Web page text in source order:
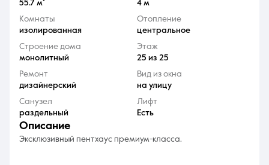
55.7 м²
4 м
Комнаты
изолированная
Отопление
центральное
Строение дома
монолитный
Этаж
25 из 25
Ремонт
дизайнерский
Вид из окна
на улицу
Санузел
раздельный
Лифт
Есть
описание
Эксклюзивный пентхаус премиум-класса.